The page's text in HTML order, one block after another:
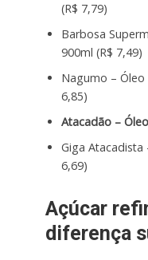
(R$ 7,79)
Barbosa
900ml (R$ 7,49)
Nagumo – Óleo
6,85)
Atacadão –
Giga Atacadista
6,69)
Açúcar
diferença